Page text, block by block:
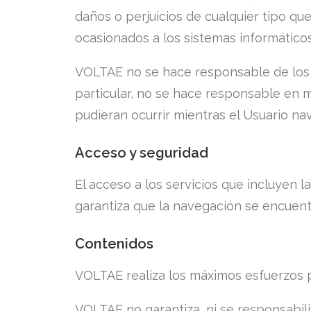
daños o perjuicios de cualquier tipo
ocasionados a los sistemas
VOLTAE no se hace responsable de
particular, no se hace responsable en
pudieran ocurrir mientras el Usuario
Acceso y seguridad
El acceso a los servicios que incluyen
garantiza que la navegación se
Contenidos
VOLTAE realiza los máximos